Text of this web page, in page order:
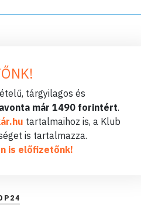
tárgyilagos és
már 1490 forintért.
tartalmaihoz is, a Klub
is tartalmazza.
is előfizetőnk!